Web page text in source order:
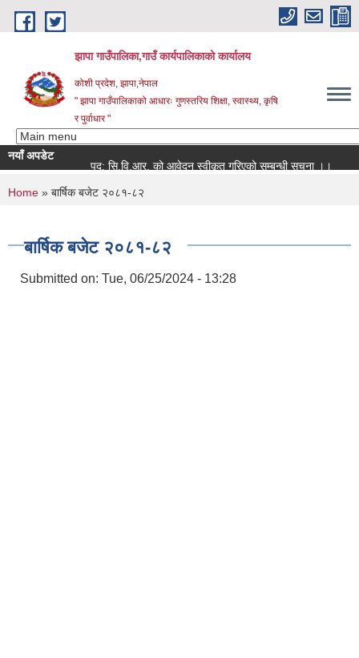
Skip to main content
झापा गाउँपालिका,गाउँ कार्यपालिकाको कार्यालय
कोशी प्रदेश, झापा,नेपाल
" झापा गाउँपालिकाको आधारः गुणस्तरिय शिक्षा, स्वास्थ्य, कृषि
र पुर्वाधार "
नयाँ अपडेट
पद: सि.वि.आर. को आवेदन स्वीकृत गरिएको सम्बन्धी सूचना ।।
You are here
Home » बार्षिक बजेट २०८१-८२
बार्षिक बजेट २०८१-८२
Submitted on: Tue, 06/25/2024 - 13:28